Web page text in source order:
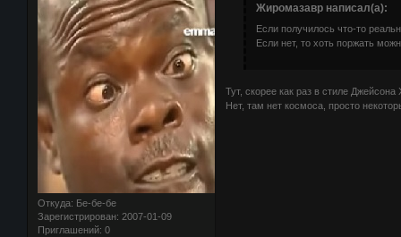
Откуда: Бе-бе-бе
Зарегистрирован: 2007-01-09
Приглашений: 0
Жиромазавр написал(а):
Если получилось что-то
Если нет, то хоть поржать
Тут, скорее как раз в стиле Джейсона
Нет, там нет космоса, просто